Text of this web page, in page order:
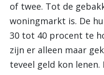
of twee. Tot de
woningmarkt is. De
30 tot 40 procent te
zijn er alleen maar
teveel geld kon